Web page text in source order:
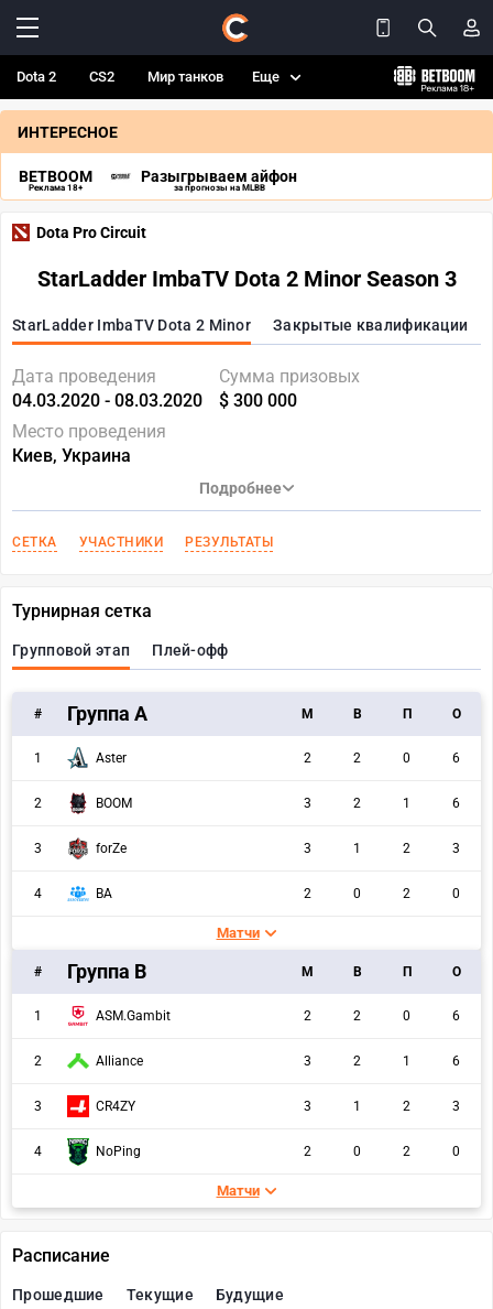
Dota 2 CS2 Мир танков Еще
ИНТЕРЕСНОЕ
BETBOOM
Реклама 18+
Разыгрываем айфон
за прогнозы на MLBB
Dota Pro Circuit
StarLadder ImbaTV Dota 2 Minor Season 3
StarLadder ImbaTV Dota 2 Minor Закрытые квалификации
Дата проведения
04.03.2020 - 08.03.2020
Сумма призовых
$ 300 000
Место проведения
Киев, Украина
Подробнее
СЕТКА УЧАСТНИКИ РЕЗУЛЬТАТЫ
Турнирная сетка
Групповой этап Плей-офф
# Группа А M В П О
1 Aster 2 2 0 6
2 BOOM 3 2 1 6
3 forZe 3 1 2 3
4 BA 2 0 2 0
Матчи
# Группа B M В П О
1 ASM.Gambit 2 2 0 6
2 Alliance 3 2 1 6
3 CR4ZY 3 1 2 3
4 NoPing 2 0 2 0
Матчи
Расписание
Прошедшие Текущие Будущие